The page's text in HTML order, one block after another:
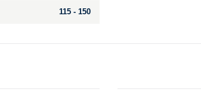
115 - 150